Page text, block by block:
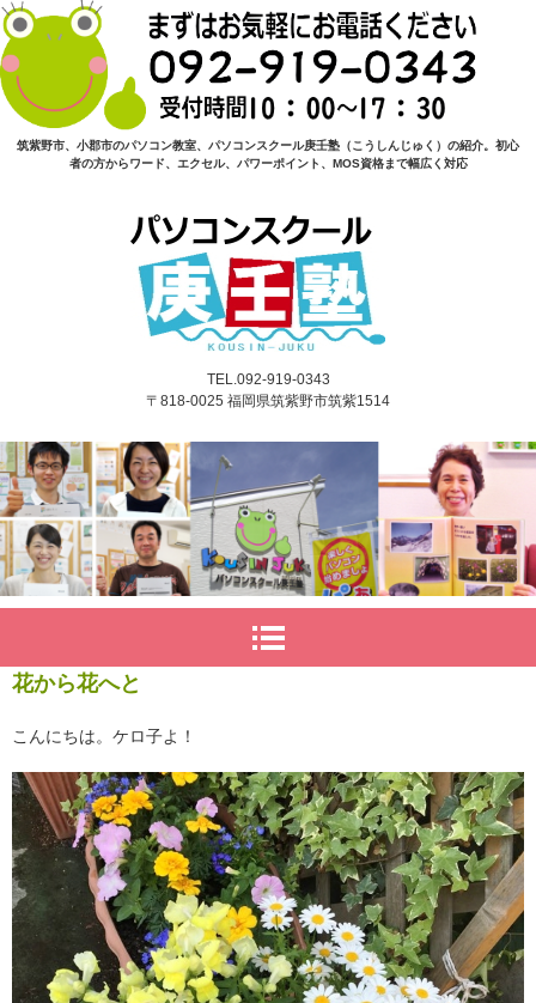
筑紫野市、小郡市のパソコン教室、パソコンスクール庚壬塾（こうしんじゅく）の紹介。初心
者の方からワード、エクセル、パワーポイント、MOS資格まで幅広く対応
TEL.092-919-0343
〒818-0025 福岡県筑紫野市筑紫1514
花から花へと
こんにちは。ケロ子よ！